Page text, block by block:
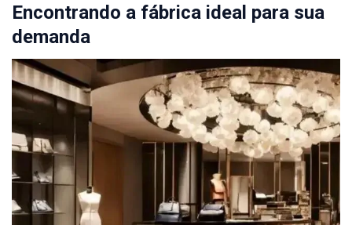
Encontrando a fábrica ideal para sua
demanda